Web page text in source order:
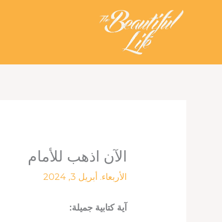
الآن اذهب للأمام
الأربعاء. أبريل 3, 2024
آية كتابية جميلة: